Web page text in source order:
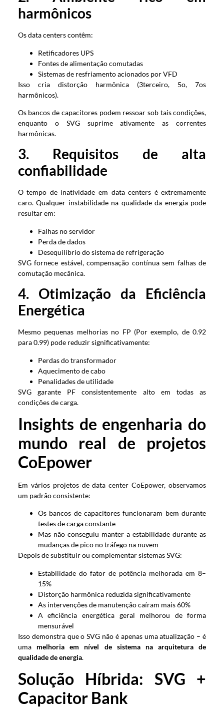
harmônicos
Os data centers contêm:
Retificadores UPS
Fontes de alimentação comutadas
Sistemas de resfriamento acionados por VFD
Isso cria distorção harmônica (3terceiro, 5o, 7os
harmônicos).
Os bancos de capacitores podem ressoar sob tais condições,
enquanto o SVG suprime ativamente as correntes
harmônicas.
3. Requisitos de alta
confiabilidade
O tempo de inatividade em data centers é extremamente
caro. Qualquer instabilidade na qualidade da energia pode
resultar em:
Falhas no servidor
Perda de dados
Desequilíbrio do sistema de refrigeração
SVG fornece estável, compensação contínua sem falhas de
comutação mecânica.
4. Otimização da Eficiência
Energética
Mesmo pequenas melhorias no FP (Por exemplo, de 0.92
para 0.99) pode reduzir significativamente:
Perdas do transformador
Aquecimento de cabo
Penalidades de utilidade
SVG garante PF consistentemente alto em todas as
condições de carga.
Insights de engenharia do
mundo real de projetos
CoEpower
Em vários projetos de data center CoEpower, observamos
um padrão consistente:
Os bancos de capacitores funcionaram bem durante
testes de carga constante
Mas não conseguiu manter a estabilidade durante as
mudanças de pico no tráfego na nuvem
Depois de substituir ou complementar sistemas SVG:
Estabilidade do fator de potência melhorada em 8–
15%
Distorção harmônica reduzida significativamente
As intervenções de manutenção caíram mais 60%
A eficiência energética geral melhorou de forma
mensurável
Isso demonstra que o SVG não é apenas uma atualização – é
uma melhoria em nível de sistema na arquitetura de
qualidade de energia.
Solução Híbrida: SVG +
Capacitor Bank